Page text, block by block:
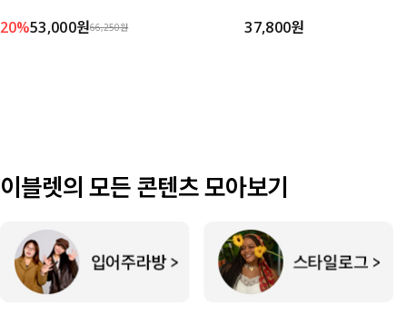
20%53,000원66,250원 37,800원
이블렛의 모든 콘텐츠 모아보기